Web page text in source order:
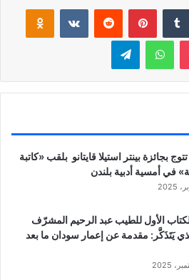
بينتيريست
بوكيت واتساب تيلقرام
تتوج بجائزة بينتر استيلا قايتانو بلقب «كاتبة
في أمسية أدبية بلندن
الأول للطيب عبد الرحيم المشرّف
يَتَذَكَّر: مقدمة عن إعمار سودان ما بعد